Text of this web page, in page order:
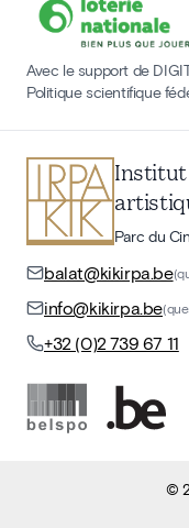
Avec le support de
Politique scientifique
Institut
Parc du
balat@kikirpa.be
info@kikirpa.be
+32 (0)2 739 67 11
©